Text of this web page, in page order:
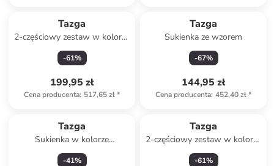
Tazga
2-częściowy zestaw w kolorze
biało-żółtym
-61%
199,95 zł
Cena producenta: 517,65 zł*
Tazga
Sukienka ze wzorem
-67%
144,95 zł
Cena producenta: 452,40 zł*
Tazga
Sukienka w kolorze
brzoskwiniowym
-41%
Tazga
2-częściowy zestaw w kolorze
różowym
-61%